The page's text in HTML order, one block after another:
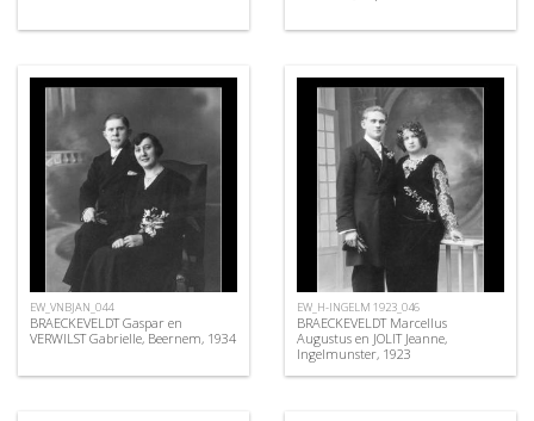
EW_VNBJAN_044
BRAECKEVELDT Gaspar en
VERWILST Gabrielle, Beernem, 1934
EW_H-INGELM 1923_046
BRAECKEVELDT Marcellus
Augustus en JOLIT Jeanne,
Ingelmunster, 1923